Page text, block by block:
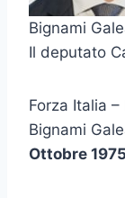
Bignami
Il deputato
Forza Italia
Bignami
Ottobre 1975